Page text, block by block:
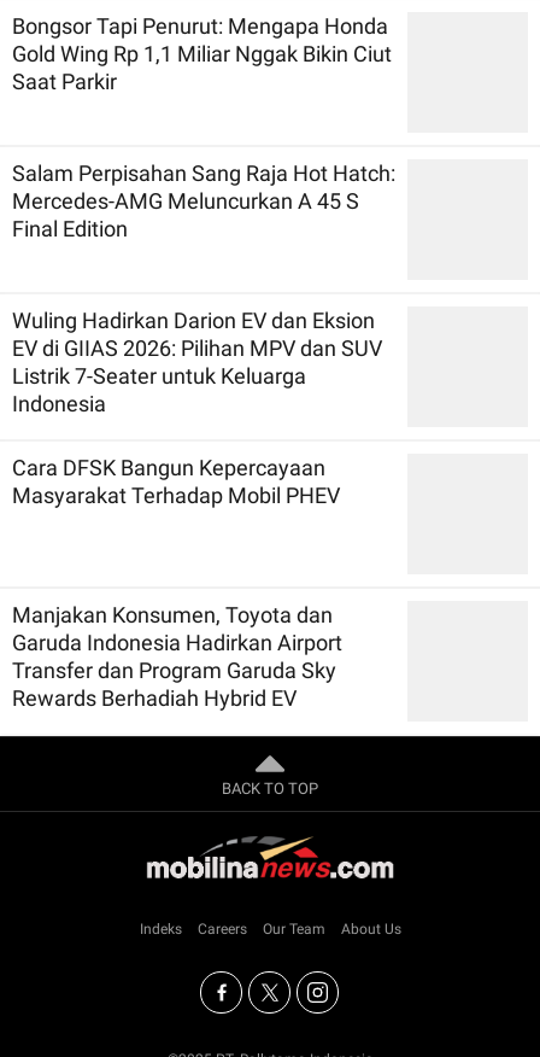
Bongsor Tapi Penurut: Mengapa Honda
Gold Wing Rp 1,1 Miliar Nggak Bikin Ciut
Saat Parkir
Salam Perpisahan Sang Raja Hot Hatch:
Mercedes-AMG Meluncurkan A 45 S
Final Edition
Wuling Hadirkan Darion EV dan Eksion
EV di GIIAS 2026: Pilihan MPV dan SUV
Listrik 7-Seater untuk Keluarga
Indonesia
Cara DFSK Bangun Kepercayaan
Masyarakat Terhadap Mobil PHEV
Manjakan Konsumen, Toyota dan
Garuda Indonesia Hadirkan Airport
Transfer dan Program Garuda Sky
Rewards Berhadiah Hybrid EV
BACK TO TOP
Indeks Careers Our Team About Us